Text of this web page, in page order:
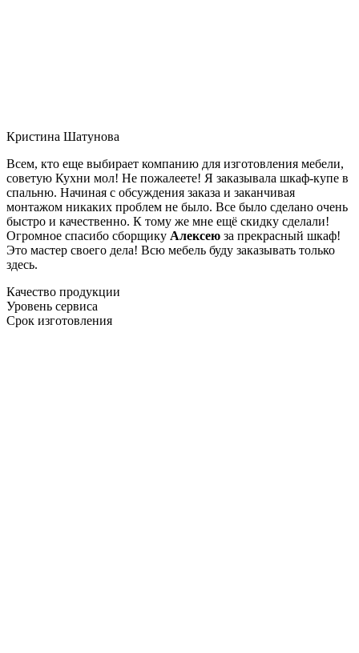
Кристина Шатунова
Всем, кто еще выбирает компанию для изготовления мебели,
советую Кухни мол! Не пожалеете! Я заказывала шкаф-купе в
спальню. Начиная с обсуждения заказа и заканчивая
монтажом никаких проблем не было. Все было сделано очень
быстро и качественно. К тому же мне ещё скидку сделали!
Огромное спасибо сборщику Алексею за прекрасный шкаф!
Это мастер своего дела! Всю мебель буду заказывать только
здесь.
Качество продукции
Уровень сервиса
Срок изготовления